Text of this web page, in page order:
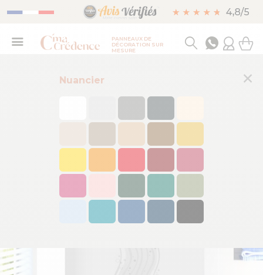
PANNEAUX DE
DÉCORATION SUR
MESURE
Nuancier ×